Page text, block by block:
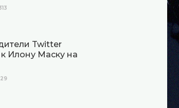
Twitter
Илону Маску на